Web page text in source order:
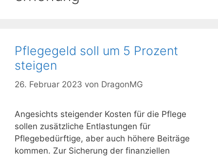
Pflegegeld soll um 5 Prozent
steigen
26. Februar 2023 von DragonMG
Angesichts steigender Kosten für die Pflege
sollen zusätzliche Entlastungen für
Pflegebedürftige, aber auch höhere Beiträge
kommen. Zur Sicherung der finanziellen